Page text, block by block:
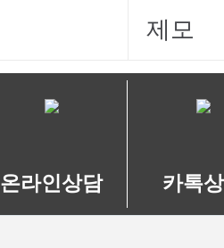
제모
온라인상담 카톡